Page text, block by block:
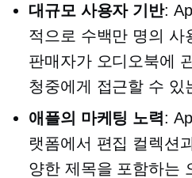
대규모 사용자 기반:
적으로 수백만 명의 사
판매자가 오디오북에
청중에게 접근할 수 있
애플의 마케팅 노력:
랫폼에서 편집 컬렉션
양한 제목을 포함하는